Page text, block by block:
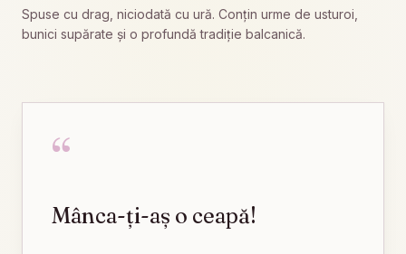
Spuse cu drag, niciodată cu ură. Conțin urme de usturoi,
bunici supărate și o profundă tradiție balcanică.
“
Mânca-ți-aș o ceapă!